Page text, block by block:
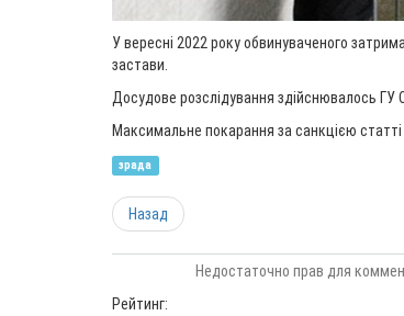
У вересні 2022 року обвинуваченого
застави.
Досудове розслідування здійснювалось ГУ
Максимальне покарання за санкцією статті
зрада
Назад
Недостаточно прав для
Рейтинг: